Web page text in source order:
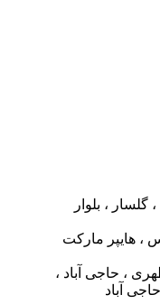
، بلوار
، هایپر مارکت
، حاجی آباد ،
آباد